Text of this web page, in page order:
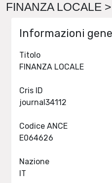
FINANZA LOCALE
Informazioni
Titolo
Cris ID
Codice ANCE
Nazione